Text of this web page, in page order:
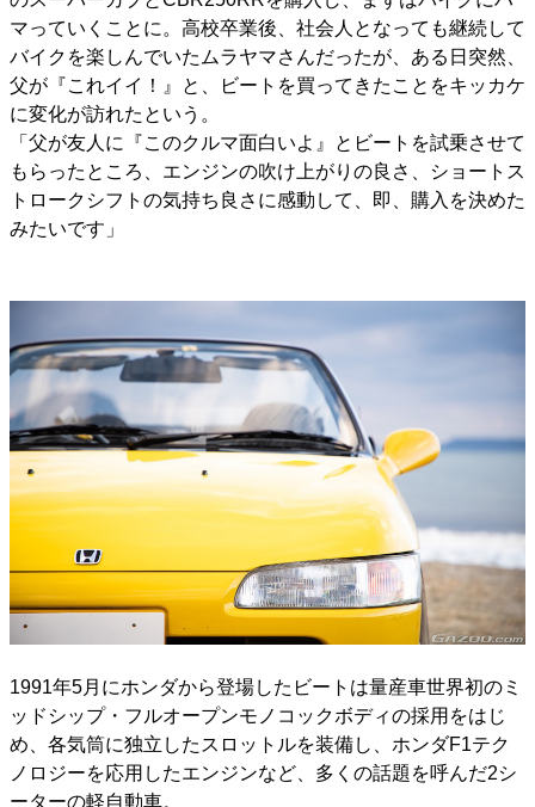
マっていくことに。高校卒業後、社会人となっても継続して
バイクを楽しんでいたムラヤマさんだったが、ある日突然、
父が『これイイ！』と、ビートを買ってきたことをキッカケ
に変化が訪れたという。
「父が友人に『このクルマ面白いよ』とビートを試乗させて
もらったところ、エンジンの吹け上がりの良さ、ショートス
トロークシフトの気持ち良さに感動して、即、購入を決めた
みたいです」
1991年5月にホンダから登場したビートは量産車世界初のミ
ッドシップ・フルオープンモノコックボディの採用をはじ
め、各気筒に独立したスロットルを装備し、ホンダF1テク
ノロジーを応用したエンジンなど、多くの話題を呼んだ2シ
ーターの軽自動車。